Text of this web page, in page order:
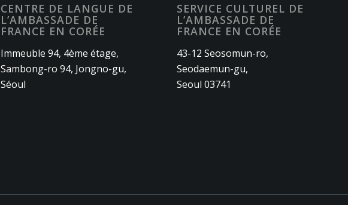
CENTRE DE LANGUE DE
L’AMBASSADE DE
FRANCE EN CORÉE
Immeuble 94, 4ème étage,
Sambong-ro 94, Jongno-gu,
Séoul
SERVICE CULTUREL DE
L’AMBASSADE DE
FRANCE EN CORÉE
43-12 Seosomun-ro,
Seodaemun-gu,
Seoul 03741